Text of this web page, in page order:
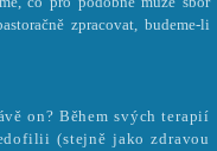
zpracovat, budeme-li
on? Během svých terapií
(stejně jako zdravou